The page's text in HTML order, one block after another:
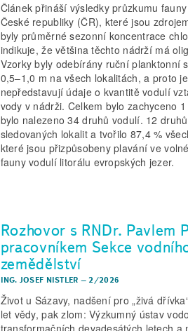
Článek přináší výsledky průzkumu
České republiky (ČR), které jsou
byly průměrné sezonní koncentrace
indikuje, že většina těchto nádrží má
Vzorky byly odebírány ruční planktonní
0,5–1,0 m na všech lokalitách, a proto
nepředstavují údaje o kvantitě vodulí
vody v nádrži. Celkem bylo zachyceno
bylo nalezeno 34 druhů vodulí. 12
sledovaných lokalit a tvořilo 87,4 %
které jsou přizpůsobeny plavání ve
fauny vodulí litorálu evropských jezer.
Rozhovor s RNDr. Pavlem
pracovníkem Sekce
zemědělství
ING. JOSEF NISTLER –2/2026
Život u Sázavy, nadšení pro „živá
let vědy, pak zlom: Výzkumný ústav